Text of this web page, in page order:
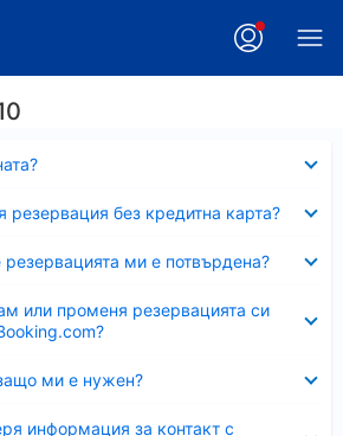
резервация без кредитна карта?
ми е потвърдена?
или променя резервацията си
ми е нужен?
информация за контакт с